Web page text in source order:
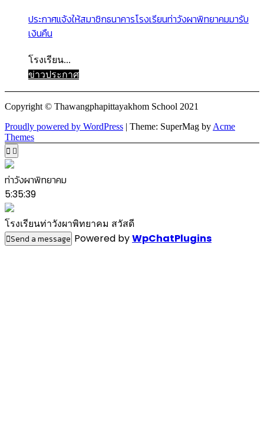
ประกาศแจ้งให้สมาชิกธนาคารโรงเรียนท่าวังผาพิทยาคมมารับ
เงินคืน
โรงเรียน...
ข่าวประกาศ
Copyright © Thawangphapittayakhom School 2021
Proudly powered by WordPress | Theme: SuperMag byAcme
Themes
ท่าวังผาพิทยาคม
5:35:39
โรงเรียนท่าวังผาพิทยาคม สวัสดี
Send a message Powered byWpChatPlugins